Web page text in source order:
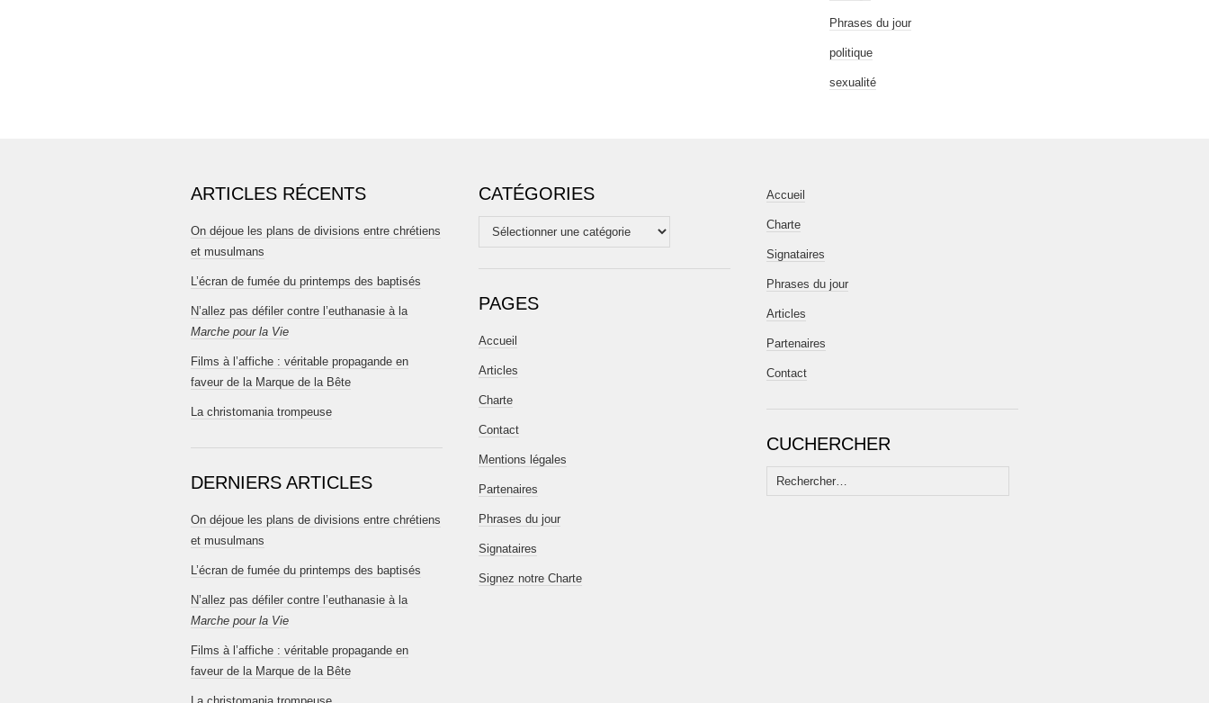
Phrases du jour
politique
sexualité
ARTICLES RÉCENTS
On déjoue les plans de divisions entre chrétiens
et musulmans
L’écran de fumée du printemps des baptisés
N’allez pas défiler contre l’euthanasie à la
Marche pour la Vie
Films à l’affiche : véritable propagande en
faveur de la Marque de la Bête
La christomania trompeuse
DERNIERS ARTICLES
On déjoue les plans de divisions entre chrétiens
et musulmans
L’écran de fumée du printemps des baptisés
N’allez pas défiler contre l’euthanasie à la
Marche pour la Vie
Films à l’affiche : véritable propagande en
faveur de la Marque de la Bête
CATÉGORIES
Catégories
PAGES
Accueil
Articles
Charte
Contact
Mentions légales
Partenaires
Phrases du jour
Signataires
Signez notre Charte
Accueil
Charte
Signataires
Phrases du jour
Articles
Partenaires
Contact
CUCHERCHER
Rechercher :